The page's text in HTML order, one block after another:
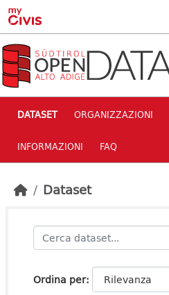
Skip to main content
DATASET ORGANIZZAZIONI
INFORMAZIONI FAQ
Dataset
Ordina per